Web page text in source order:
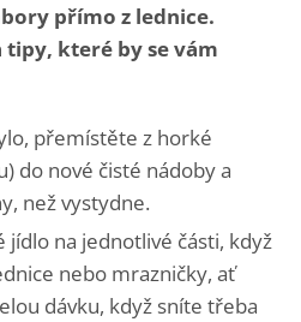
přímo z lednice.
které by se vám
přemístěte z horké
do nové čisté nádoby a
než vystydne.
jídlo na jednotlivé části, když
nebo mrazničky, ať
dávku, když sníte třeba